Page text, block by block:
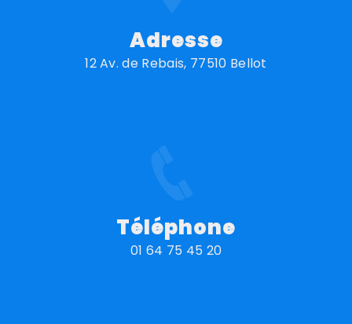
Adresse
12 Av. de Rebais, 77510 Bellot
Téléphone
01 64 75 45 20